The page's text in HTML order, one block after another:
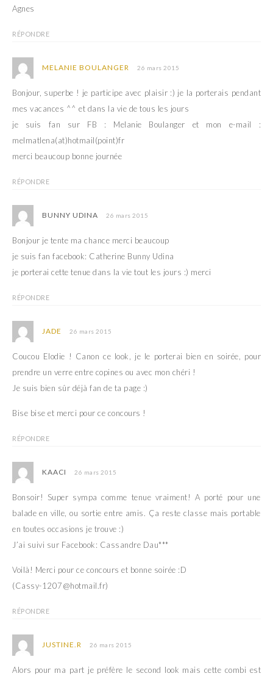
Agnes
RÉPONDRE
MELANIE BOULANGER 26 mars 2015
Bonjour, superbe ! je participe avec plaisir :) je la porterais pendant
mes vacances ^^ et dans la vie de tous les jours
je suis fan sur FB : Melanie Boulanger et mon e-mail :
melmatlena(at)hotmail(point)fr
merci beaucoup bonne journée
RÉPONDRE
BUNNY UDINA 26 mars 2015
Bonjour je tente ma chance merci beaucoup
je suis fan facebook: Catherine Bunny Udina
je porterai cette tenue dans la vie tout les jours :) merci
RÉPONDRE
JADE 26 mars 2015
Coucou Elodie ! Canon ce look, je le porterai bien en soirée, pour
prendre un verre entre copines ou avec mon chéri !
Je suis bien sûr déjà fan de ta page :)
Bise bise et merci pour ce concours !
RÉPONDRE
KAACI 26 mars 2015
Bonsoir! Super sympa comme tenue vraiment! A porté pour une
balade en ville, ou sortie entre amis. Ça reste classe mais portable
en toutes occasions je trouve :)
J’ai suivi sur Facebook: Cassandre Dau***
Voilà! Merci pour ce concours et bonne soirée :D
(Cassy-1207@hotmail.fr)
RÉPONDRE
JUSTINE.R 26 mars 2015
Alors pour ma part je préfère le second look mais cette combi est